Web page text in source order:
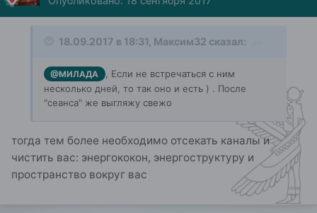
18.09.2017 в 18:31, Максим32 сказал:
@МИЛАДА
, Если не встречаться с ним
несколько дней, то так оно и есть ) . После
"сеанса" же выгляжу свежо
тогда тем более необходимо отсекать каналы и
чистить вас: энергококон, энергоструктуру и
пространство вокруг вас